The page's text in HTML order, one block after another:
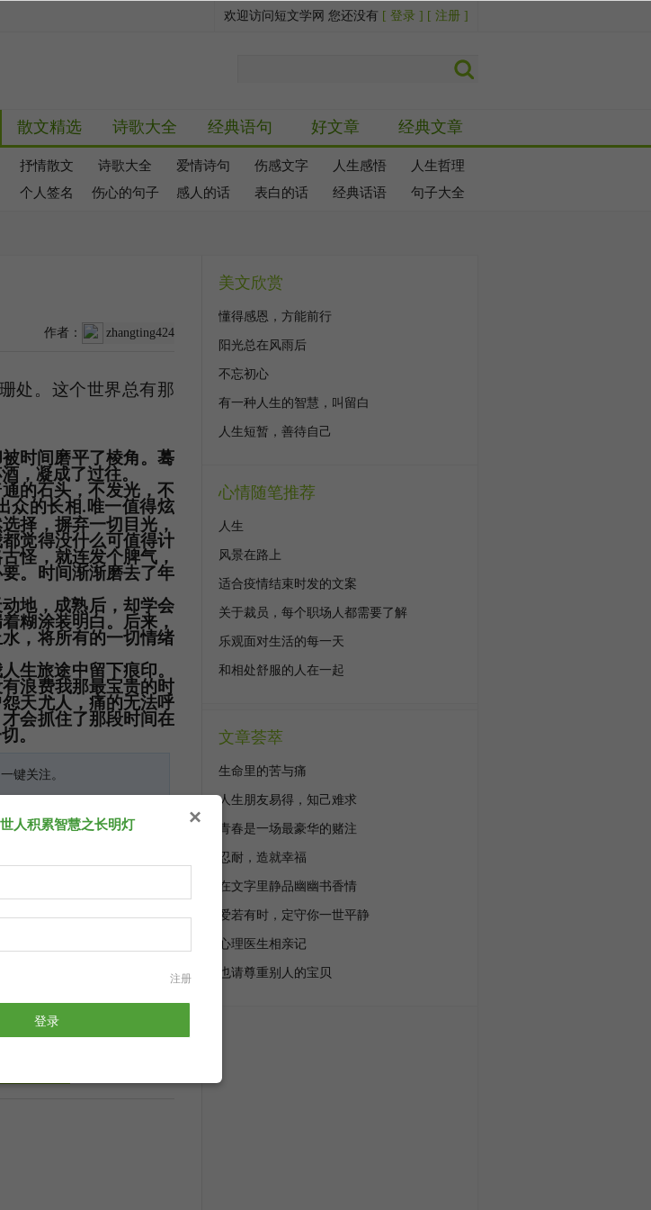
欢迎访问短文学网 您还没有 [ 登录 ] [ 注册 ]
散文精选 诗歌大全 经典语句 好文章 经典文章
抒情散文 诗歌大全 爱情诗句 伤感文字 人生感悟
人生哲理
个人签名 伤心的句子 感人的话 表白的话 经典话语 句子大全
作者： zhangting424
处。这个世界总有那
时间磨平了棱角。蓦
，凝成了过往。
的石头，不发光，不
众的长相 . 唯一值得炫
择，摒弃一切目光，
觉得没什么可值得计
怪，就连发个脾气，
。时间渐渐磨去了年
地，成熟后，却学会
糊涂装明白。后来，
，将所有的一切情绪
生旅途中留下痕印。
浪费我那最宝贵的时
天尤人，痛的无法呼
会抓住了那段时间在
。
键关注。
美文欣赏
懂得感恩，方能前行
阳光总在风雨后
不忘初心
有一种人生的智慧，叫留白
人生短暂，善待自己
心情随笔推荐
人生
风景在路上
适合疫情结束时发的文案
关于裁员，每个职场人都需要了解
乐观面对生活的每一天
和相处舒服的人在一起
文章荟萃
生命里的苦与痛
人生朋友易得，知己难求
青春是一场最豪华的赌注
忍耐，造就幸福
在文字里静品幽幽书香情
爱若有时，定守你一世平静
心理医生相亲记
也请尊重别人的宝贝
×
人积累智慧之长明灯
注册
登录